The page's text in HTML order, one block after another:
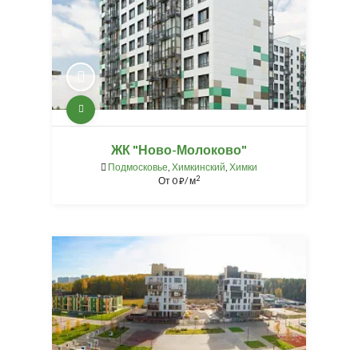
ЖК "Ново-Молоково"
Подмосковье, Химкинский, Химки
От0⃏/ м2